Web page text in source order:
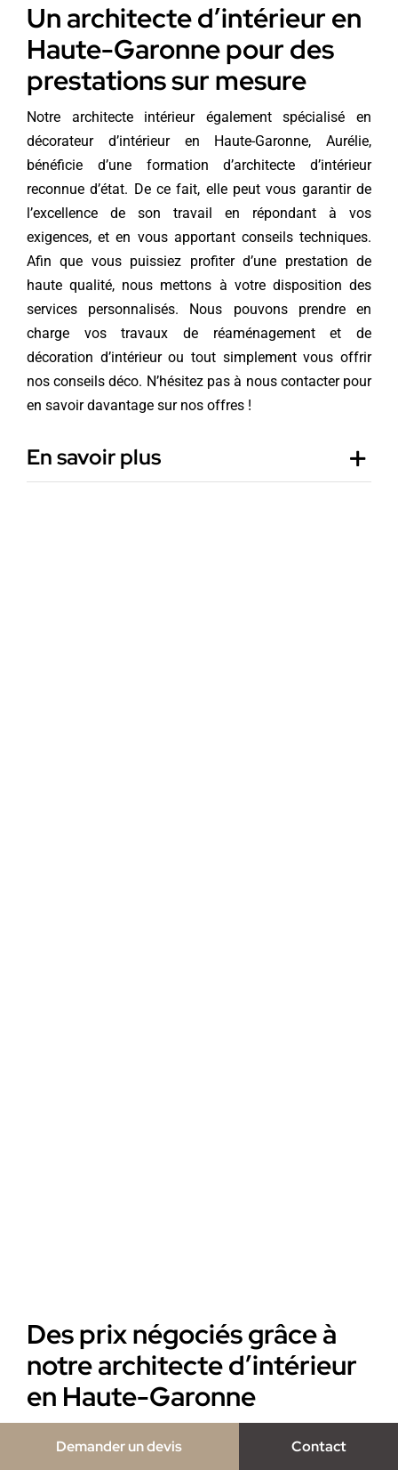
Demander un devis Contact
Un architecte d’intérieur en
Haute-Garonne pour des
prestations sur mesure
Notre architecte intérieur également spécialisé en
décorateur d’intérieur en Haute-Garonne, Aurélie,
bénéficie d’une formation d’architecte d’intérieur
reconnue d’état. De ce fait, elle peut vous garantir de
l’excellence de son travail en répondant à vos
exigences, et en vous apportant conseils techniques.
Afin que vous puissiez profiter d’une prestation de
haute qualité, nous mettons à votre disposition des
services personnalisés. Nous pouvons prendre en
charge vos travaux de réaménagement et de
décoration d’intérieur ou tout simplement vous offrir
nos conseils déco. N’hésitez pas à nous contacter pour
en savoir davantage sur nos offres !
En savoir plus
Des prix négociés grâce à
notre architecte d’intérieur
en Haute-Garonne
l’aide d’un architecte d’intérieur peut nécessiter un